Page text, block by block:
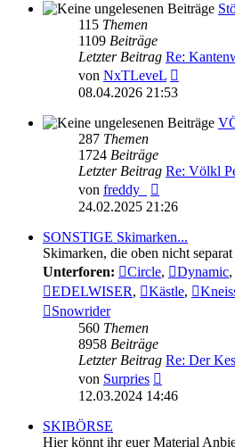
115 Themen
1109 Beiträge
Letzter Beitrag Re:
von NxTLeveL
08.04.2026 21:53
287 Themen
1724 Beiträge
Letzter Beitrag Re: Völkl
von freddy_
Beitrag
24.02.2025 21:26
SONSTIGE Skimarken...
Skimarken, die oben nicht
Unterforen:
Circle, Dynamic,
EDELWISER, Kästle,
Snowrider
560 Themen
8958 Beiträge
Letzter Beitrag Re: Der
von Surpries
Beitrag
12.03.2024 14:46
SKIBÖRSE
Hier könnt ihr euer Material